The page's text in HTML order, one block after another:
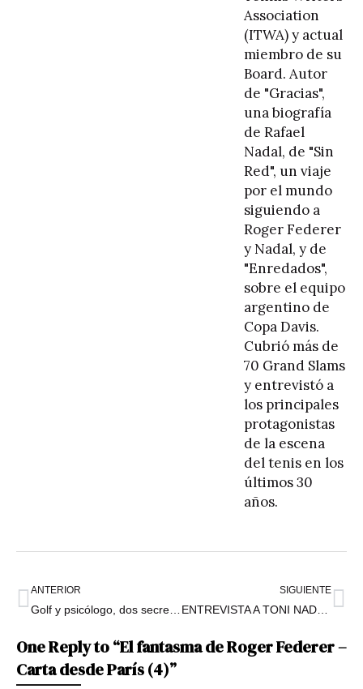
Association
(ITWA) y actual
miembro de su
Board. Autor
de "Gracias",
una biografía
de Rafael
Nadal, de "Sin
Red", un viaje
por el mundo
siguiendo a
Roger Federer
y Nadal, y de
"Enredados",
sobre el equipo
argentino de
Copa Davis.
Cubrió más de
70 Grand Slams
y entrevistó a
los principales
protagonistas
de la escena
del tenis en los
últimos 30
años.
ANTERIOR SIGUIENTE
ENTREVISTA A TONI NADAL – El día que le dijo a Rafael “me voy”, por qué su sobrino podría tener 28 títulos de Grand Slam y la seguridad de que Federer vuelve para jugar en 2023
One Reply to “El fantasma de Roger Federer –
Carta desde París (4)”